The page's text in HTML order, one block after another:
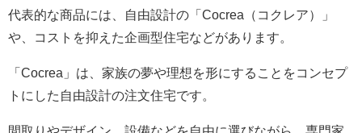
代表的な商品には、自由設計の「Cocrea（コクレア）」
や、コストを抑えた企画型住宅などがあります。
「Cocrea」は、家族の夢や理想を形にすることをコンセプ
トにした自由設計の注文住宅です。
間取りやデザイン、設備などを自由に選びながら、専門家